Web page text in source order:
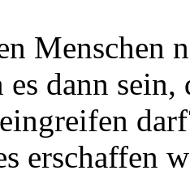
Menschen
dann
erschaffen